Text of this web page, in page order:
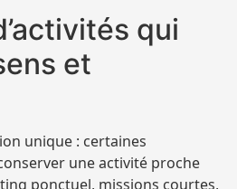
qui
et
unique : certaines
une activité proche
ponctuel, missions courtes,